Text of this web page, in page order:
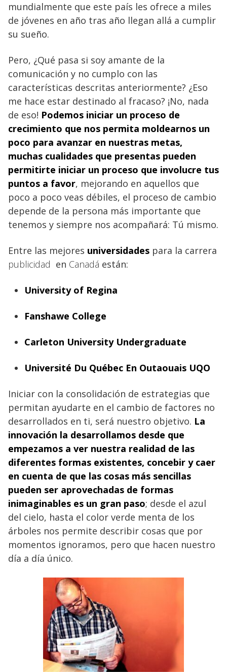
mundialmente que este país les ofrece a miles
de jóvenes en año tras año llegan allá a cumplir
su sueño.
Pero, ¿Qué pasa si soy amante de la
comunicación y no cumplo con las
características descritas anteriormente? ¿Eso
me hace estar destinado al fracaso? ¡No, nada
de eso! Podemos iniciar un proceso de
crecimiento que nos permita moldearnos un
poco para avanzar en nuestras metas,
muchas cualidades que presentas pueden
permitirte iniciar un proceso que involucre tus
puntos a favor, mejorando en aquellos que
poco a poco veas débiles, el proceso de cambio
depende de la persona más importante que
tenemos y siempre nos acompañará: Tú mismo.
Entre las mejores universidades para la carrera
publicidad en Canadá están:
University of Regina
Fanshawe College
Carleton University Undergraduate
Université Du Québec En Outaouais UQO
Iniciar con la consolidación de estrategias que
permitan ayudarte en el cambio de factores no
desarrollados en ti, será nuestro objetivo. La
innovación la desarrollamos desde que
empezamos a ver nuestra realidad de las
diferentes formas existentes, concebir y caer
en cuenta de que las cosas más sencillas
pueden ser aprovechadas de formas
inimaginables es un gran paso; desde el azul
del cielo, hasta el color verde menta de los
árboles nos permite describir cosas que por
momentos ignoramos, pero que hacen nuestro
día a día único.